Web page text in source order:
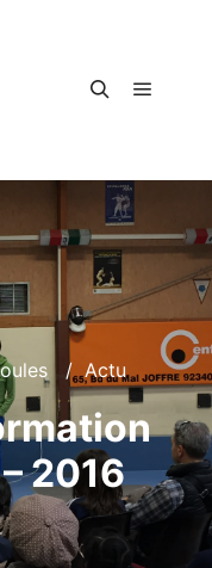
Actu
2016